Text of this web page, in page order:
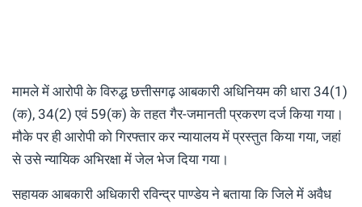
मामले में आरोपी के विरुद्ध छत्तीसगढ़ आबकारी अधिनियम की धारा 34(1)
(क), 34(2) एवं 59(क) के तहत गैर-जमानती प्रकरण दर्ज किया गया।
मौके पर ही आरोपी को गिरफ्तार कर न्यायालय में प्रस्तुत किया गया, जहां
से उसे न्यायिक अभिरक्षा में जेल भेज दिया गया।
सहायक आबकारी अधिकारी रविन्द्र पाण्डेय ने बताया कि जिले में अवैध